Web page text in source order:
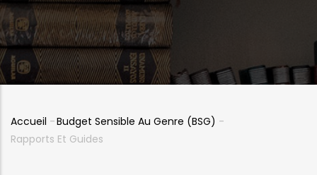
Fil
Accueil -Budget Sensible Au Genre (BSG) -
Rapports Et Guides